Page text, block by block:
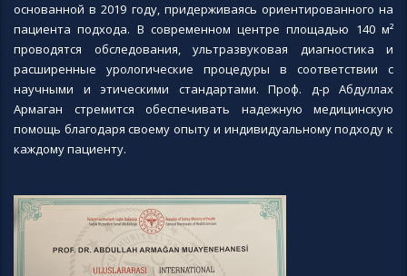
основанной в 2019 году, придерживаясь ориентированного на
пациента подхода. В современном центре площадью 140 м²
проводятся обследования, ультразвуковая диагностика и
расширенные урологические процедуры в соответствии с
научными и этическими стандартами. Проф. д-р Абдуллах
Армаган стремится обеспечивать надежную медицинскую
помощь благодаря своему опыту и индивидуальному подходу к
каждому пациенту.